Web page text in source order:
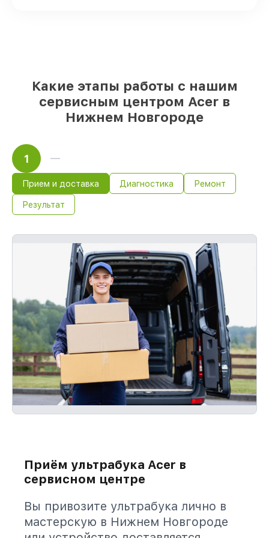
Какие этапы работы с нашим
сервисным центром Acer в
Нижнем Новгороде
1
Прием и доставка Диагностика Ремонт
Результат
Приём ультрабука Acer в
сервисном центре
Вы привозите ультрабука лично в
мастерскую в Нижнем Новгороде